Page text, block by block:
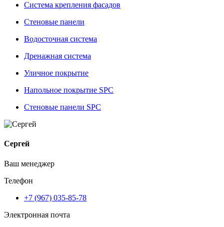
Система крепления фасадов
Стеновые панели
Водосточная система
Дренажная система
Уличное покрытие
Напольное покрытие SPC
Стеновые панели SPC
Сергей
Ваш менеджер
Телефон
+7 (967) 035-85-78
Электронная почта